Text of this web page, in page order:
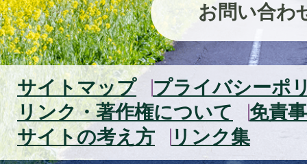
お問い合わ
サイトマップ
プライバシーポ
リンク・著作権について
免責
サイトの考え方
リンク集